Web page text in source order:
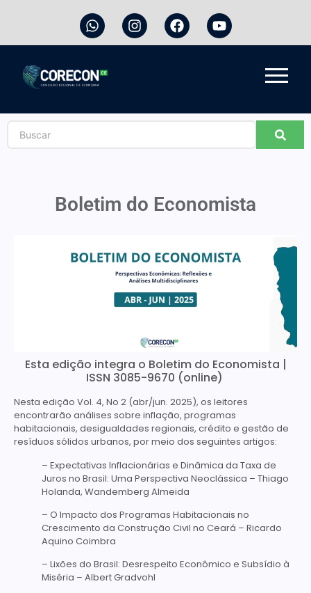
Boletim do Economista
Esta edição integra o Boletim do Economista |
ISSN 3085-9670 (online)
Nesta edição Vol. 4, No 2 (abr/jun. 2025), os leitores
encontrarão análises sobre inflação, programas
habitacionais, desigualdades regionais, crédito e gestão de
resíduos sólidos urbanos, por meio dos seguintes artigos:
– Expectativas Inflacionárias e Dinâmica da Taxa de
Juros no Brasil: Uma Perspectiva Neoclássica – Thiago
Holanda, Wandemberg Almeida
– O Impacto dos Programas Habitacionais no
Crescimento da Construção Civil no Ceará – Ricardo
Aquino Coimbra
– Lixões do Brasil: Desrespeito Econômico e Subsídio à
Miséria – Albert Gradvohl